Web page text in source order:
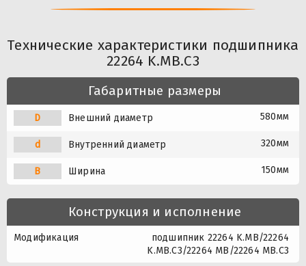
Технические характеристики подшипника
22264 K.MB.C3
Габаритные размеры
D Внешний диаметр 580мм
d Внутренний диаметр 320мм
B Ширина 150мм
Конструкция и исполнение
Модификация
подшипник 22264 K.MB/22264
K.MB.C3/22264 MB/22264 MB.C3